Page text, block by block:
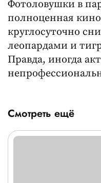
Фотоловушки в
полноценная
круглосуточно
леопардами и
Правда, иногда
Смотреть ещё